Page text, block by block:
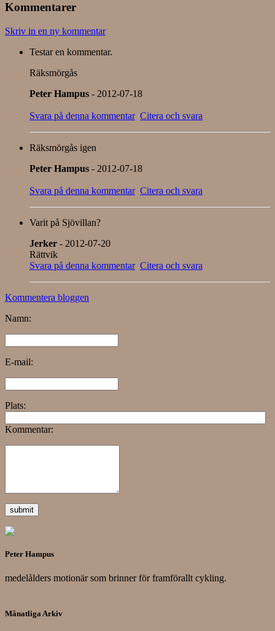
Kommentarer
Skriv in en ny kommentar
Testar en kommentar.
Räksmörgås
Peter Hampus - 2012-07-18
Svara på denna kommentar Citera och svara
Räksmörgås igen
Peter Hampus - 2012-07-18
Svara på denna kommentar Citera och svara
Varit på Sjövillan?
Jerker - 2012-07-20
Rättvik
Svara på denna kommentar Citera och svara
Kommentera bloggen
Namn:
E-mail:
Plats:
Kommentar:
Peter Hampus
medelålders motionär som brinner för framförallt cykling.
Månatliga Arkiv